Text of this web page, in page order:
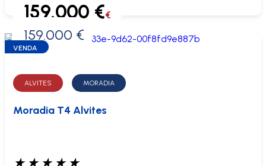
0 €
159.000 €€
159.000 €
VENDA
ALVITES MORADIA
Moradia T4 Alvites
★ ★ ★ ★ ★